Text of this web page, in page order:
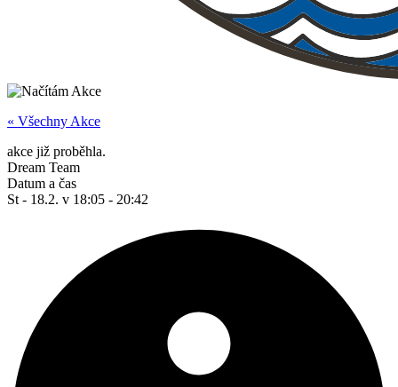
« Všechny Akce
akce již proběhla.
Dream Team
Datum a čas
St - 18.2. v 18:05 - 20:42